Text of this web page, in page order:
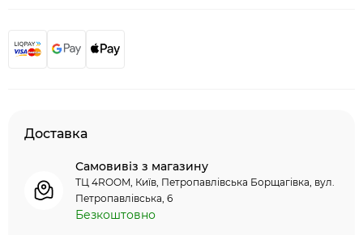
Доставка
Самовивіз з магазину
ТЦ 4ROOM, Київ, Петропавлівська Борщагівка, вул.
Петропавлівська, 6
Безкоштовно